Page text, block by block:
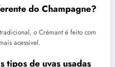
do Champagne?
o Crémant é feito com
acessível.
tipos de uvas usadas